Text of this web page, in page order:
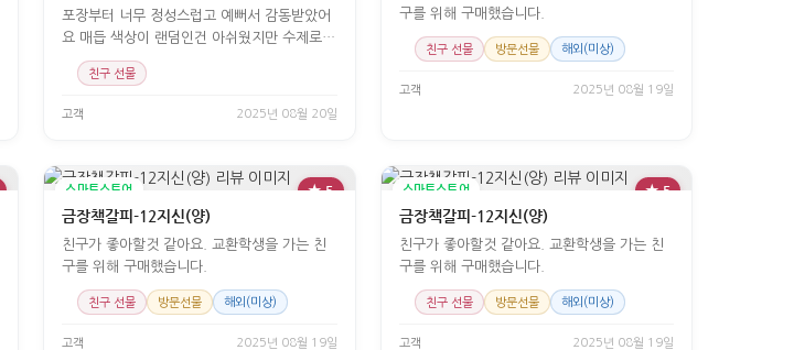
포장부터 너무 정성스럽고 예뻐서 감동받았어
요 매듭 색상이 랜덤인건 아쉬웠지만 수제로
만든거
친구 선물
고객 2025년 08월 20일
구를 위해 구매했습니다.
친구 선물 방문선물 해외(미상)
고객 2025년 08월 19일
스마트스토어 ★ 5
금장책갈피-12지신(양)
친구가 좋아할것 같아요. 교환학생을 가는 친
구를 위해 구매했습니다.
친구 선물 방문선물 해외(미상)
고객 2025년 08월 19일
스마트스토어 ★ 5
금장책갈피-12지신(양)
친구가 좋아할것 같아요. 교환학생을 가는 친
구를 위해 구매했습니다.
친구 선물 방문선물 해외(미상)
고객 2025년 08월 19일